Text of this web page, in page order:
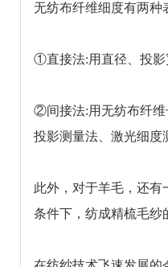
无纺布纤维细度有两种
①直接法:用直径、投影
②间接法:用无纺布纤维
投影测量法、激光细度
此外，对于羊毛，还
条件下，纺成精梳毛纱